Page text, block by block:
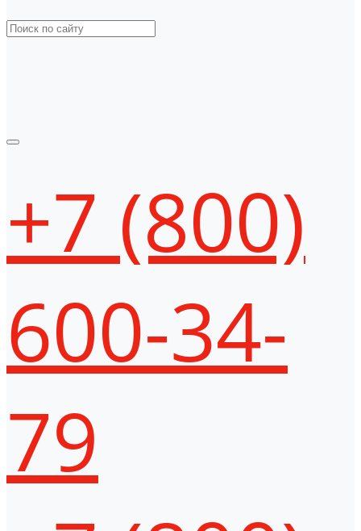
+7 (800)
600-34-
79